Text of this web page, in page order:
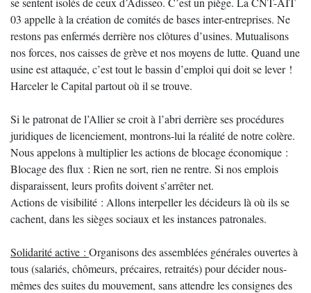
03 appelle à la création de comités de bases inter-entreprises. Ne
restons pas enfermés derrière nos clôtures d’usines. Mutualisons
nos forces, nos caisses de grève et nos moyens de lutte. Quand une
usine est attaquée, c’est tout le bassin d’emploi qui doit se lever !
Harceler le Capital partout où il se trouve.
Si le patronat de l’Allier se croit à l’abri derrière ses procédures
juridiques de licenciement, montrons-lui la réalité de notre colère.
Nous appelons à multiplier les actions de blocage économique :
Blocage des flux : Rien ne sort, rien ne rentre. Si nos emplois
disparaissent, leurs profits doivent s’arrêter net.
Actions de visibilité : Allons interpeller les décideurs là où ils se
cachent, dans les sièges sociaux et les instances patronales.
Solidarité active : Organisons des assemblées générales ouvertes à
tous (salariés, chômeurs, précaires, retraités) pour décider nous-
mêmes des suites du mouvement, sans attendre les consignes des